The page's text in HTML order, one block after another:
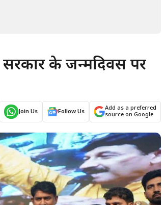
के जन्मदिवस पर
Join Us Follow Us
Add as a preferred
source on Google